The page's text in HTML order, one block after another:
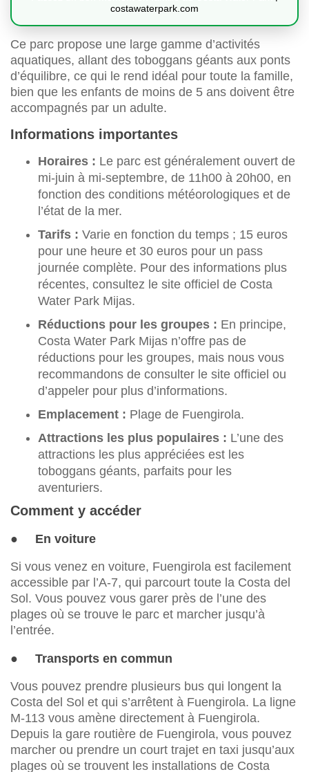
costawaterpark.com
Ce parc propose une large gamme d’activités
aquatiques, allant des toboggans géants aux ponts
d’équilibre, ce qui le rend idéal pour toute la famille,
bien que les enfants de moins de 5 ans doivent être
accompagnés par un adulte.
Informations importantes
Horaires : Le parc est généralement ouvert de
mi-juin à mi-septembre, de 11h00 à 20h00, en
fonction des conditions météorologiques et de
l’état de la mer.
Tarifs : Varie en fonction du temps ; 15 euros
pour une heure et 30 euros pour un pass
journée complète. Pour des informations plus
récentes, consultez le site officiel de Costa
Water Park Mijas.
Réductions pour les groupes : En principe,
Costa Water Park Mijas n’offre pas de
réductions pour les groupes, mais nous vous
recommandons de consulter le site officiel ou
d’appeler pour plus d’informations.
Emplacement : Plage de Fuengirola.
Attractions les plus populaires : L’une des
attractions les plus appréciées est les
toboggans géants, parfaits pour les
aventuriers.
Comment y accéder
● En voiture
Si vous venez en voiture, Fuengirola est facilement
accessible par l’A-7, qui parcourt toute la Costa del
Sol. Vous pouvez vous garer près de l’une des
plages où se trouve le parc et marcher jusqu’à
l’entrée.
● Transports en commun
Vous pouvez prendre plusieurs bus qui longent la
Costa del Sol et qui s’arrêtent à Fuengirola. La ligne
M-113 vous amène directement à Fuengirola.
Depuis la gare routière de Fuengirola, vous pouvez
marcher ou prendre un court trajet en taxi jusqu’aux
plages où se trouvent les installations de Costa